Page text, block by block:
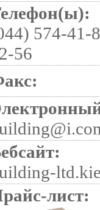
574-41-
56
лист: